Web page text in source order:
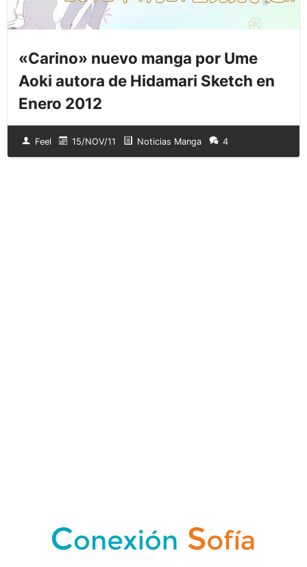
«Carino» nuevo manga por Ume
Aoki autora de Hidamari Sketch en
Enero 2012
Feel 15/NOV/11 Noticias Manga 4